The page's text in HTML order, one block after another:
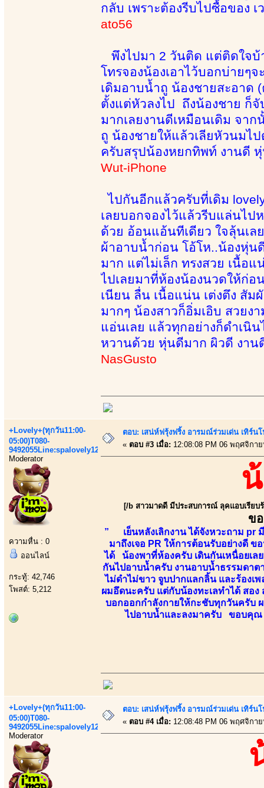
กลับ เพราะต้องรีบไปซื้อของ เ
ato56
พึงไปมา 2 วันติด แต่ติดใจบ้
โทรจองน้องเอาไว้บอกบ่ายๆ
เดิมอาบน้ำถู น้องชายสะอาด
ตั้งแต่หัวลงไป ถึงน้องชาย ก็จั
มากเลยงานดีเหมือนเดิม จา
ถู น้องชายให้แล้วเลียหัวนมไ
ครับสรุปน้องหยกทิพท์ งานดี หุ่
Wut-iPhone
ไปกันอีกแล้วครับที่เดิม
เลยบอกจองไว้แล้วรีบแล่นไป
ด้วย อ้อนแอ้นทีเดียว ใจลุ้นเ
ผ้าอาบน้ำก่อน โอ้โห..น้องหุ่น
มาก แต่ไม่เล็ก ทรงสวย เนื้อ
ไปเลยมาที่ห้องน้องนวดให้ก่อ
เนียน ลื่น เนื้อแน่น เต่งตึง สั
มากๆ น้องสาวก็อิ่มเอิบ สวย
แอ่นเลย แล้วทุกอย่างก็ดำเนิ
หวานด้วย หุ่นดีมาก ผิวดี งาน
NasGusto
+Lovely+(ทุกวัน11:00-
05:00)T080-
9492055Line:spalovely123
Moderator
ความหื่น : 0
ออนไลน์
กระทู้: 42,746
โพสต์: 5,212
ตอบ: เสน่ห์ฟรุ้งฟริ้ง อารมณ์ร่วมเด่น เทิร์
« ตอบ #3 เมื่อ: 12:08:08 PM 06 พฤศจิกา
[/b สาวมาดดี มีประสบการณ์ ลุคแอบเรียบ
ข
” เย็นหลังเลิกงาน ได้จังหวะถาม pr
มาถึงเจอ PR ให้การต้อนรับอย่างดี
ได้ น้องพาที่ห้องครับ เดินกันเหนื่อยเ
กันไปอาบน้ำครับ งานอาบน้ำธรรมดา
ไม่ดำไม่ขาว จูบปากแลกลิ้น และร้องเ
ผมอึดนะครับ แต่กับน้องทะเลทำได้ สอ
บอกออกกำลังกายให้กะชับทุกวันครับ
ไปอาบน้ำและลงมาครับ ขอบคุณ
+Lovely+(ทุกวัน11:00-
05:00)T080-
9492055Line:spalovely123
Moderator
ตอบ: เสน่ห์ฟรุ้งฟริ้ง อารมณ์ร่วมเด่น เทิร์
« ตอบ #4 เมื่อ: 12:08:48 PM 06 พฤศจิกา